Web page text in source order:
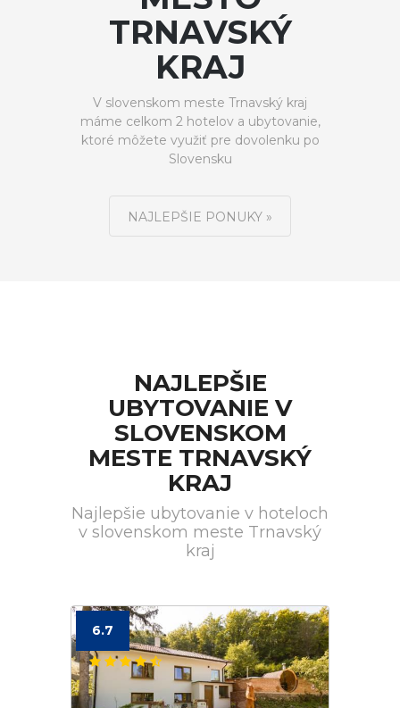
TRNAVSKÝ
KRAJ
V slovenskom meste Trnavský kraj
máme celkom 2 hotelov a ubytovanie,
ktoré môžete využiť pre dovolenku po
Slovensku
NAJLEPŠIE PONUKY »
NAJLEPŠIE
UBYTOVANIE V
SLOVENSKOM
MESTE TRNAVSKÝ
KRAJ
Najlepšie ubytovanie v hoteloch
v slovenskom meste Trnavský
kraj
6.7